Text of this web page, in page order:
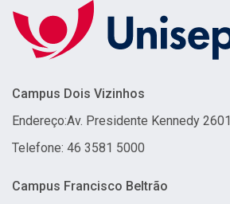
Campus Dois Vizinhos
Endereço:Av. Presidente Kennedy 2601
Telefone: 46 3581 5000
Campus Francisco Beltrão